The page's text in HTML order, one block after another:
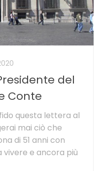
del
Conte
questa lettera al
mai ciò che
di 51 anni con
vivere e ancora più